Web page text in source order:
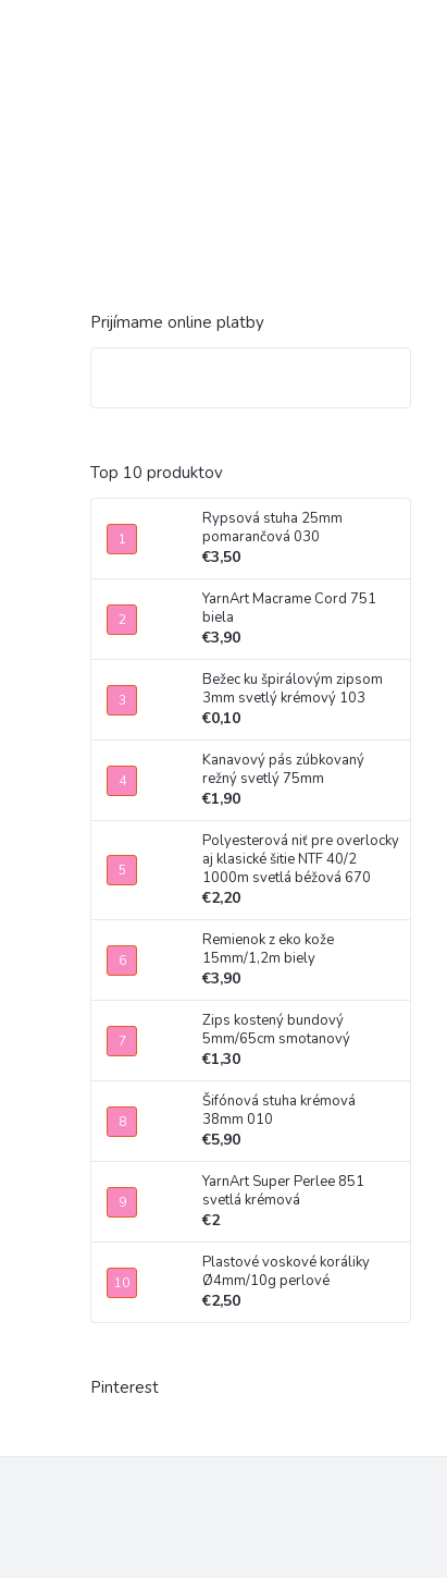
Prijímame online platby
Top 10 produktov
Rypsová stuha 25mm
pomarančová 030
€3,50
YarnArt Macrame Cord 751
biela
€3,90
Bežec ku špirálovým zipsom
3mm svetlý krémový 103
€0,10
Kanavový pás zúbkovaný
režný svetlý 75mm
€1,90
Polyesterová niť pre overlocky
aj klasické šitie NTF 40/2
1000m svetlá béžová 670
€2,20
Remienok z eko kože
15mm/1,2m biely
€3,90
Zips kostený bundový
5mm/65cm smotanový
€1,30
Šifónová stuha krémová
38mm 010
€5,90
YarnArt Super Perlee 851
svetlá krémová
€2
Plastové voskové koráliky
Ø4mm/10g perlové
€2,50
Pinterest